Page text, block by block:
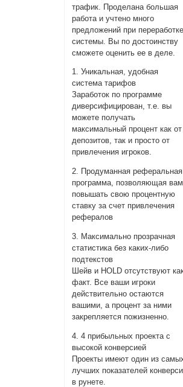
трафик. Проделана большая
работа и учтено много
предложений при
системы. Вы по достоинству
сможете оценить ее в деле.
1. Уникальная, удобная
система тарифов
Заработок по программе
диверсифицирован, т.е. вы
можете получать
максимальный процент как от
депозитов, так и просто от
привлечения игроков.
2. Продуманная реферальная
программа, позволяющая вам
повышать свою процентную
ставку за счет привлечения
рефералов
3. Максимально прозрачная
статистика без каких-либо
подтекстов
Шейв и HOLD отсутствуют
факт. Все ваши игроки
действительно остаются
вашими, а процент за ними
закрепляется пожизненно.
4. 4 прибыльных проекта с
высокой конверсией
Проекты имеют один из
лучших показателей
в рунете.